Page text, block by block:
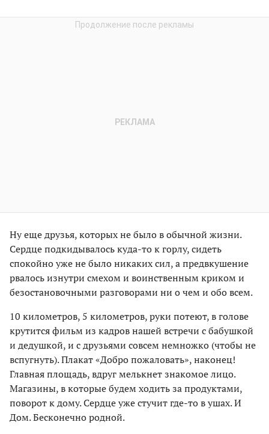
Ну еще друзья, которых не было в обычной жизни.
Сердце подкидывалось куда-то к горлу, сидеть
спокойно уже не было никаких сил, а предвкушение
рвалось изнутри смехом и воинственным криком и
безостановочными разговорами ни о чем и обо всем.
10 километров, 5 километров, руки потеют, в голове
крутится фильм из кадров нашей встречи с бабушкой
и дедушкой, и с друзьями совсем немножко (чтобы не
вспугнуть). Плакат «Добро пожаловать», наконец!
Главная площадь, вдруг мелькнет знакомое лицо.
Магазины, в которые будем ходить за продуктами,
поворот к дому. Сердце уже стучит где-то в ушах. И
Дом. Бесконечно родной.